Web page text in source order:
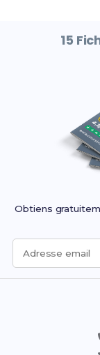
15
Obtiens
Adresse email